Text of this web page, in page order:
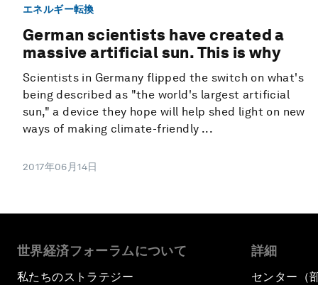
エネルギー転換
German scientists have created a
massive artificial sun. This is why
Scientists in Germany flipped the switch on what's
being described as "the world's largest artificial
sun," a device they hope will help shed light on new
ways of making climate-friendly ...
2017年06月14日
世界経済フォーラムについて
私たちのストラテジー
詳細
センター（